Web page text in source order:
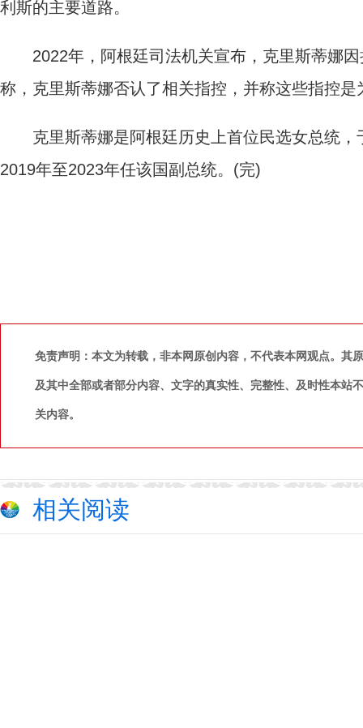
利斯的主要道路。
2022年，阿根廷司法机关宣布，克里斯蒂娜因
称，克里斯蒂娜否认了相关指控，并称这些指控
克里斯蒂娜是阿根廷历史上首位民选女总统，
2019年至2023年任该国副总统。(完)
免责声明：本文为转载，非本网原创内容，不代表本网观点。其
及其中全部或者部分内容、文字的真实性、完整性、及时性本站
关内容。
相关阅读